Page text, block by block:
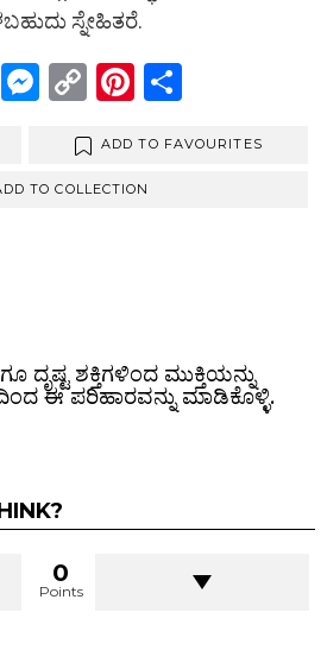
ಸ್ನೇಹಿತರೆ.
W
M
se
n
C
py
Li
Pi
er
es
ar
ADD TO FAVOURITES
TO COLLECTION
ದೃಷ್ಟ ಶಕ್ತಿಗಳಿಂದ ಮುಕ್ತಿಯನ್ನು
ಈ ಪರಿಹಾರವನ್ನು ಮಾಡಿಕೊಳ್ಳಿ.
0
Points